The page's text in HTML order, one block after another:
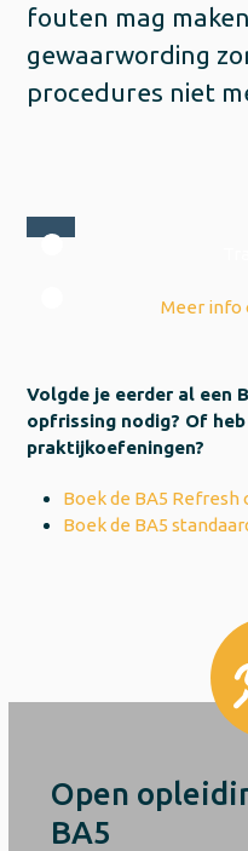
fouten mag
gewaarwording
procedures niet
Meer info
Volgde je eerder al een
opfrissing nodig? Of
praktijkoefeningen?
Boek de BA5 Refresh
Boek de BA5
Open
BA5